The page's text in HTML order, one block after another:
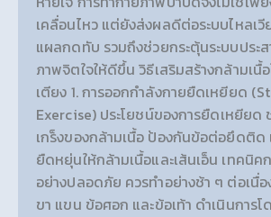
เคลื่อนไหว แต่ยังส่งผลดีต่อระบบไหลเ
แผลกดทับ รวมถึงช่วยกระตุ้นระบบประ
ภาพจิตใจให้ดีขึ้น วิธีเสริมสร้างกล้ามเนื้
เตียง 1. การออกกำลังกายยืดเหยียด
Exercise) ประโยชน์ของการยืดเหยียด
เกร็งของกล้ามเนื้อ ป้องกันข้อต่อยึดติด
ยืดหยุ่นให้กล้ามเนื้อและเส้นเอ็น เทคนิค
อย่างปลอดภัย ควรทำอย่างช้า ๆ ต่อเนื่อ
ขา แขน ข้อศอก และข้อเท้า ดำเนินการ